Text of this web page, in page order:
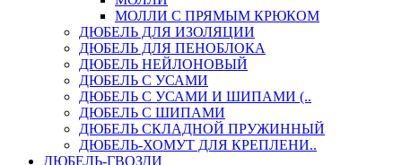
МОЛЛИ С ПРЯМЫМ КРЮКОМ
ДЮБЕЛЬ ДЛЯ ИЗОЛЯЦИИ
ДЮБЕЛЬ ДЛЯ ПЕНОБЛОКА
ДЮБЕЛЬ НЕЙЛОНОВЫЙ
ДЮБЕЛЬ С УСАМИ
ДЮБЕЛЬ С УСАМИ И ШИПАМИ (..
ДЮБЕЛЬ С ШИПАМИ
ДЮБЕЛЬ СКЛАДНОЙ ПРУЖИННЫЙ
ДЮБЕЛЬ-ХОМУТ ДЛЯ КРЕПЛЕНИ..
ДЮБЕЛЬ-ГВОЗДИ